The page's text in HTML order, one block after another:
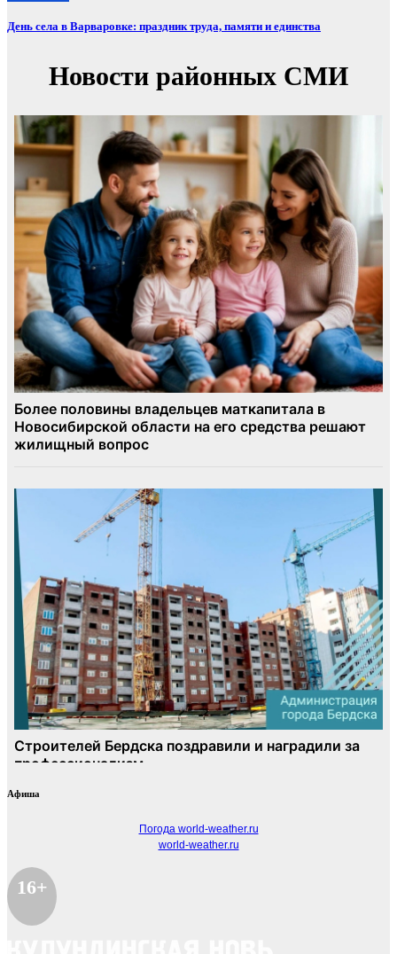
День села в Варваровке: праздник труда, памяти и единства
Афиша
Погода world-weather.ru
world-weather.ru
16+